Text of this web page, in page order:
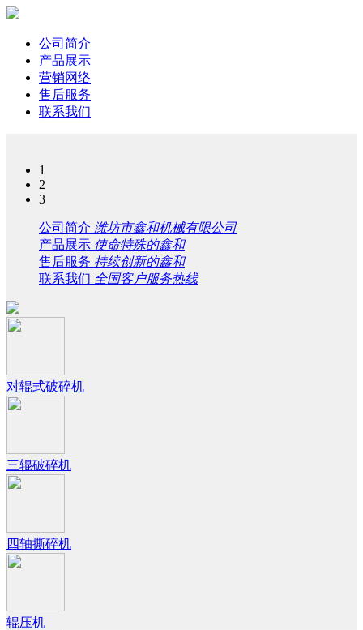
公司简介
产品展示
营销网络
售后服务
联系我们
1
2
3
公司简介 潍坊市鑫和机械有限公司
产品展示 使命特殊的鑫和
售后服务 持续创新的鑫和
联系我们 全国客户服务热线
对辊式破碎机
三辊破碎机
四轴撕碎机
辊压机